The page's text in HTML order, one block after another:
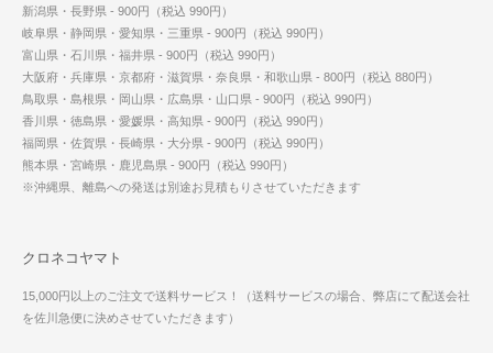
新潟県・長野県 - 900円（税込 990円）
岐阜県・静岡県・愛知県・三重県 - 900円（税込 990円）
富山県・石川県・福井県 - 900円（税込 990円）
大阪府・兵庫県・京都府・滋賀県・奈良県・和歌山県 - 800円（税込 880円）
鳥取県・島根県・岡山県・広島県・山口県 - 900円（税込 990円）
香川県・徳島県・愛媛県・高知県 - 900円（税込 990円）
福岡県・佐賀県・長崎県・大分県 - 900円（税込 990円）
熊本県・宮崎県・鹿児島県 - 900円（税込 990円）
※沖縄県、離島への発送は別途お見積もりさせていただきます
クロネコヤマト
15,000円以上のご注文で送料サービス！（送料サービスの場合、弊店にて配送会社
を佐川急便に決めさせていただきます）